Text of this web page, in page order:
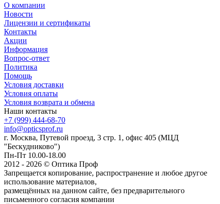
О компании
Новости
Лицензии и сертификаты
Контакты
Акции
Информация
Вопрос-ответ
Политика
Помощь
Условия доставки
Условия оплаты
Условия возврата и обмена
Наши контакты
+7 (999) 444-68-70
info@opticsprof.ru
г. Москва, Путевой проезд, 3 стр. 1, офис 405 (МЦД
"Бескудниково")
Пн-Пт 10.00-18.00
2012 - 2026 © Оптика Проф
Запрещается копирование, распространение и любое другое
использование материалов,
размещённых на данном сайте, без предварительного
письменного согласия компании